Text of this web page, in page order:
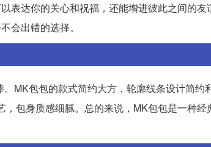
表达你的关心和祝福，还能增进彼此之间的友
会出错的选择。
MK包包的款式简约大方，轮廓线条设计简约
包身质感细腻。总的来说，MK包包是一种经